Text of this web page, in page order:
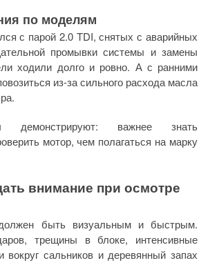
по моделям
с парой 2.0 TDI, снятых с аварийных
промывки системы и замены
ходили долго и ровно. А с ранними
из-за сильного расхода масла
демонстрируют: важнее знать
мотор, чем полагаться на марку
внимание при осмотре
быть визуальным и быстрым.
трещины в блоке, интенсивные
вокруг сальников и деревянный запах